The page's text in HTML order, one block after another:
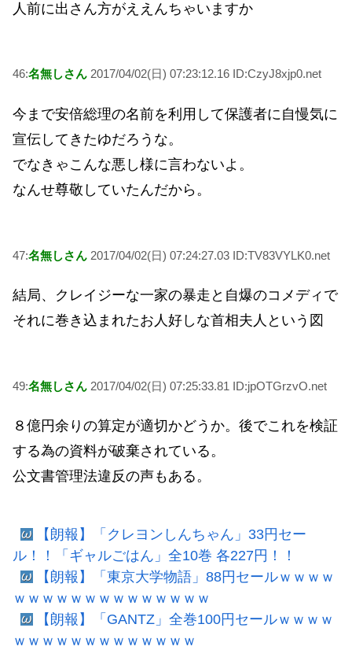
人前に出さん方がええんちゃいますか
46:名無しさん 2017/04/02(日) 07:23:12.16 ID:CzyJ8xjp0.net
今まで安倍総理の名前を利用して保護者に自慢気に
宣伝してきたゆだろうな。
でなきゃこんな悪し様に言わないよ。
なんせ尊敬していたんだから。
47:名無しさん 2017/04/02(日) 07:24:27.03 ID:TV83VYLK0.net
結局、クレイジーな一家の暴走と自爆のコメディで
それに巻き込まれたお人好しな首相夫人という図
49:名無しさん 2017/04/02(日) 07:25:33.81 ID:jpOTGrzvO.net
８億円余りの算定が適切かどうか。後でこれを検証
する為の資料が破棄されている。
公文書管理法違反の声もある。
【朗報】「クレヨンしんちゃん」33円セー
ル！！「ギャルごはん」全10巻 各227円！！
【朗報】「東京大学物語」88円セールｗｗｗｗ
ｗｗｗｗｗｗｗｗｗｗｗｗｗｗ
【朗報】「GANTZ」全巻100円セールｗｗｗｗ
ｗｗｗｗｗｗｗｗｗｗｗｗｗ